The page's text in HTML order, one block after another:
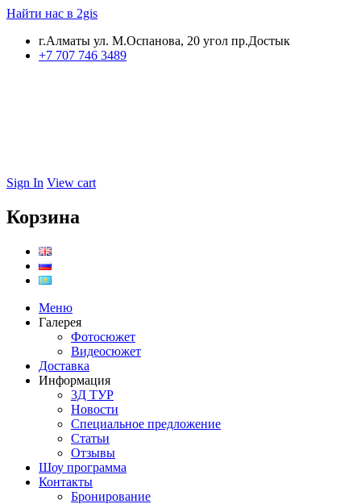
Найти нас в 2gis
г.Алматы ул. М.Оспанова, 20 угол пр.Достык
+7 707 746 3489
Sign In View cart
Корзина
Меню
Галерея
Фотосюжет
Видеосюжет
Доставка
Информация
3Д ТУР
Новости
Cпециальное предложение
Статьи
Отзывы
Шоу программа
Контакты
Бронирование